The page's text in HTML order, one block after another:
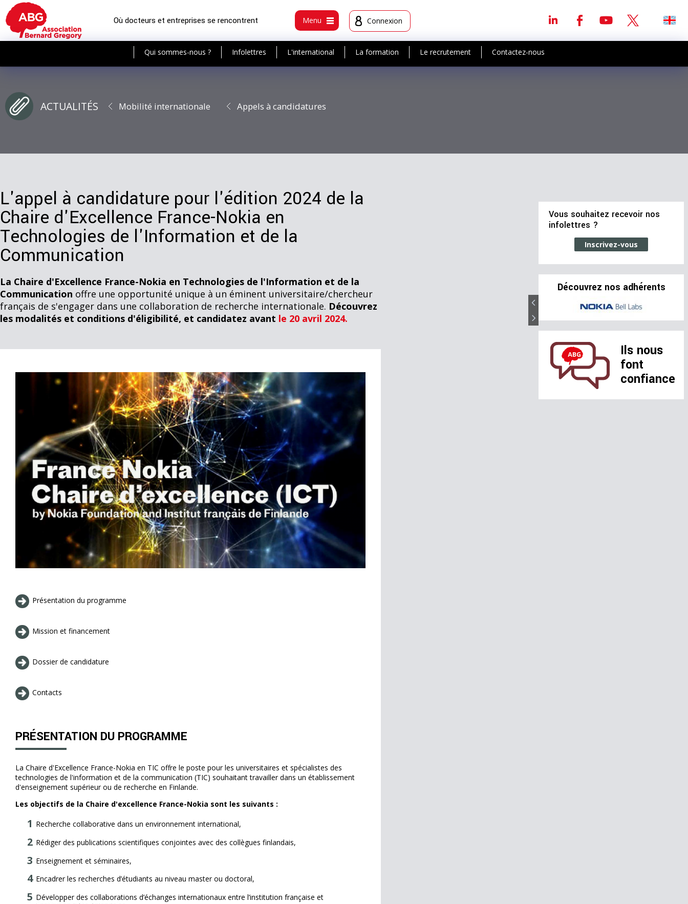
Où docteurs et entreprises se rencontrent Menu Connexion
Qui sommes-nous ? Infolettres L'international La formation Le recrutement Contactez-nous
ACTUALITÉS Mobilité internationale Appels à candidatures
L'appel à candidature pour l'édition 2024 de la
Chaire d'Excellence France-Nokia en
Technologies de l'Information et de la
Communication
La Chaire d'Excellence France-Nokia en Technologies de l'Information et de la
Communication offre une opportunité unique à un éminent universitaire/chercheur
français de s'engager dans une collaboration de recherche internationale. Découvrez
les modalités et conditions d'éligibilité, et candidatez avant le 20 avril 2024.
Présentation du programme
Mission et financement
Dossier de candidature
Contacts
PRÉSENTATION DU PROGRAMME
La Chaire d'Excellence France-Nokia en TIC offre le poste pour les universitaires et spécialistes des
technologies de l'information et de la communication (TIC) souhaitant travailler dans un établissement
d'enseignement supérieur ou de recherche en Finlande.
Les objectifs de la Chaire d'excellence France-Nokia sont les suivants :
Recherche collaborative dans un environnement international,
Rédiger des publications scientifiques conjointes avec des collègues finlandais,
Enseignement et séminaires,
Encadrer les recherches d’étudiants au niveau master ou doctoral,
Développer des collaborations d’échanges internationaux entre l’institution française et
Vous souhaitez recevoir nos
infolettres ?
Inscrivez-vous
Découvrez nos adhérents
Ils nous
font
confiance